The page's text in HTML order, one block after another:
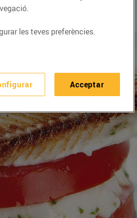
les teves preferències.
Acceptar